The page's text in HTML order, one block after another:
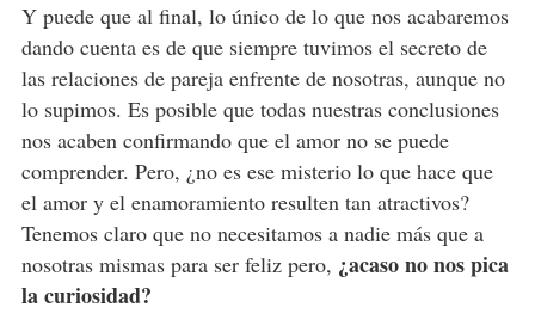
Y puede que al final, lo único de lo que nos acabaremos
dando cuenta es de que siempre tuvimos el secreto de
las relaciones de pareja enfrente de nosotras, aunque no
lo supimos. Es posible que todas nuestras conclusiones
nos acaben confirmando que el amor no se puede
comprender. Pero, ¿no es ese misterio lo que hace que
el amor y el enamoramiento resulten tan atractivos?
Tenemos claro que no necesitamos a nadie más que a
nosotras mismas para ser feliz pero, ¿acaso no nos pica
la curiosidad?